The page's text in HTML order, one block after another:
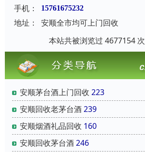
手机：
15761675232
地址：
安顺全市均可上门回收
本站共被浏览过 4677154 次
安顺茅台酒上门回收 223
安顺回收老茅台酒239
安顺烟酒礼品回收 160
安顺回收茅台酒246